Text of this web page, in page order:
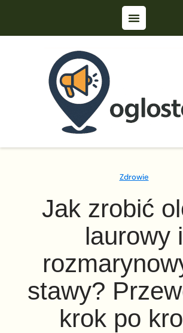
Zdrowie
Jak zrobić
laurowy i
stawy?
krok po